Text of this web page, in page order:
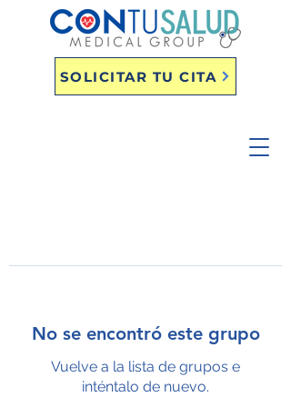
SOLICITAR TU CITA
No se encontró este grupo
Vuelve a la lista de grupos e
inténtalo de nuevo.